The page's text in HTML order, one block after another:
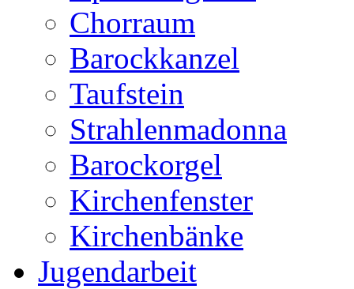
Chorraum
Barockkanzel
Taufstein
Strahlenmadonna
Barockorgel
Kirchenfenster
Kirchenbänke
Jugendarbeit